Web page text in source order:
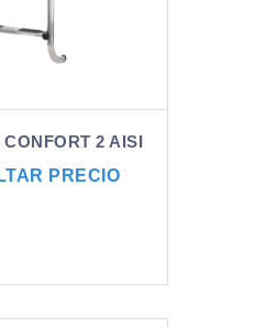
2 AISI
PRECIO